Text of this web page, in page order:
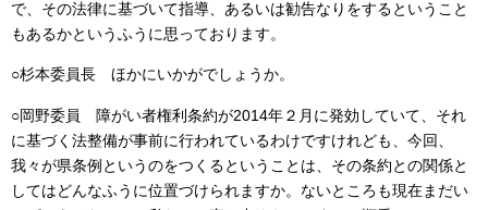
で、その法律に基づいて指導、あるいは勧告なりをするということ
もあるかというふうに思っております。
○杉本委員長 ほかにいかがでしょうか。
○岡野委員 障がい者権利条約が2014年２月に発効していて、それ
に基づく法整備が事前に行われているわけですけれども、今回、
我々が県条例というのをつくるということは、その条約との関係と
してはどんなふうに位置づけられますか。ないところも現在まだい